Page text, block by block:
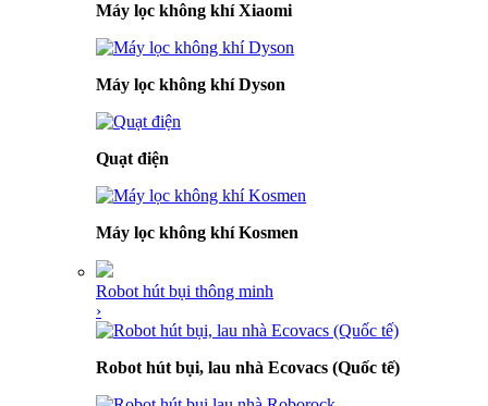
Máy lọc không khí Xiaomi
Máy lọc không khí Dyson
Quạt điện
Máy lọc không khí Kosmen
Robot hút bụi thông minh
›
Robot hút bụi, lau nhà Ecovacs (Quốc tế)